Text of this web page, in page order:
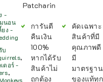
-
นอน
ยง -
บ
,
ดอร์ -
,
Patcharin
การันตี
คืนเงิน
100%
หากได้รับ
สินค้าไม่
ถูกต้อง
คัดเฉพาะ
สินค้าที่มี
คุณภาพดี
มี
มาตรฐาน
ของแท้ทุก